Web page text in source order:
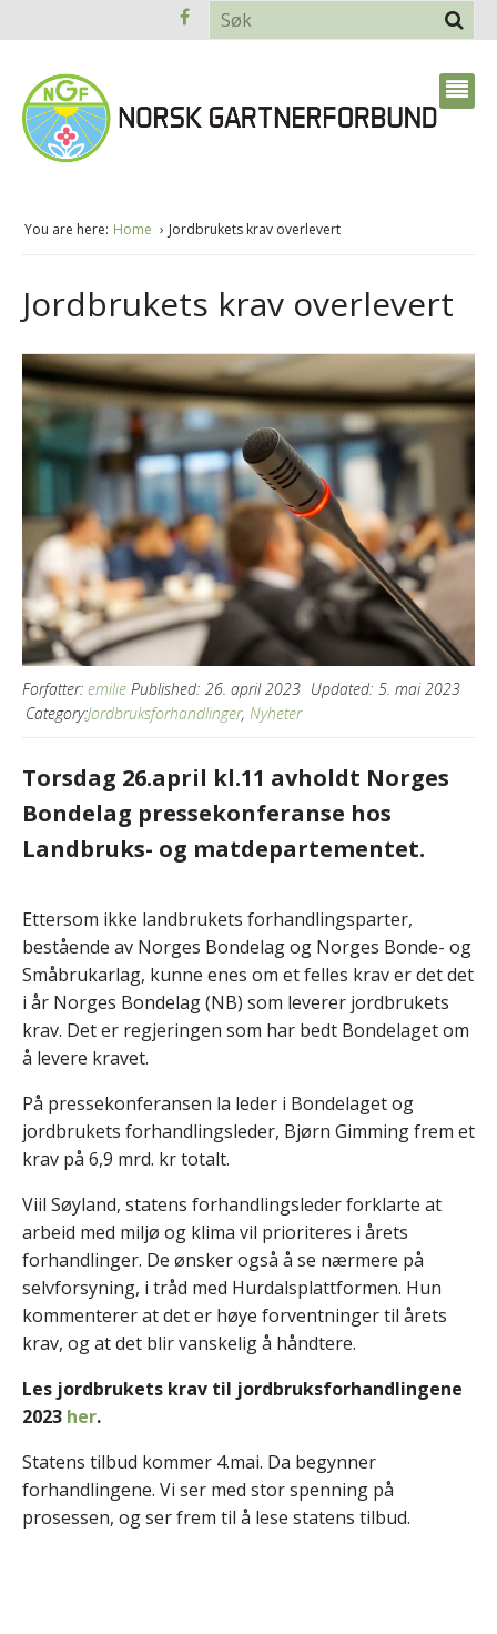
You are here: Home Jordbrukets krav overlevert
Jordbrukets krav overlevert
Forfatter: emilie Published: 26. april 2023 Updated: 5. mai 2023
Category:Jordbruksforhandlinger, Nyheter
Torsdag 26.april kl.11 avholdt Norges
Bondelag pressekonferanse hos
Landbruks- og matdepartementet.
Ettersom ikke landbrukets forhandlingsparter,
bestående av Norges Bondelag og Norges Bonde- og
Småbrukarlag, kunne enes om et felles krav er det det
i år Norges Bondelag (NB) som leverer jordbrukets
krav. Det er regjeringen som har bedt Bondelaget om
å levere kravet.
På pressekonferansen la leder i Bondelaget og
jordbrukets forhandlingsleder, Bjørn Gimming frem et
krav på 6,9 mrd. kr totalt.
Viil Søyland, statens forhandlingsleder forklarte at
arbeid med miljø og klima vil prioriteres i årets
forhandlinger. De ønsker også å se nærmere på
selvforsyning, i tråd med Hurdalsplattformen. Hun
kommenterer at det er høye forventninger til årets
krav, og at det blir vanskelig å håndtere.
Les jordbrukets krav til jordbruksforhandlingene
2023 her.
Statens tilbud kommer 4.mai. Da begynner
forhandlingene. Vi ser med stor spenning på
prosessen, og ser frem til å lese statens tilbud.